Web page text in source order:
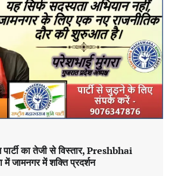
का तेजी से विस्तार, Preshbhai
जामनगर में शक्ति प्रदर्शन